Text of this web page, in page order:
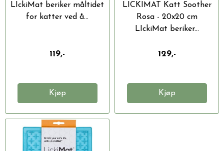
LIckiMat beriker måltidet
for katter ved å...
119,-
Kjøp
LICKIMAT Katt Soother
Rosa - 20x20 cm
LIckiMat beriker...
129,-
Kjøp